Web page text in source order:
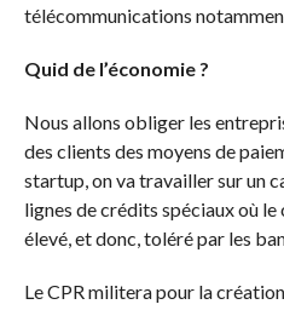
télécommunications
Quid de l’économie ?
Nous allons obliger les
des clients des moyens de
startup, on va travailler sur un
lignes de crédits spéciaux où
élevé, et donc, toléré par les
Le CPR militera pour la